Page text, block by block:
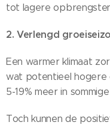
tot lagere
2. Verlengd
Een warmer klimaat
wat potentieel
5-19% meer in
Toch kunnen de